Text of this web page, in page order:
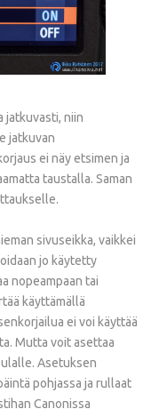
jatkuvasti, niin
jatkuvan
ei näy etsimen ja
taustalla. Saman
sivuseikka, vaikkei
jo käytetty
nopeampaan tai
käyttämällä
ei voi käyttää
Mutta voit asettaa
Asetuksen
pohjassa ja rullaat
Canonissa